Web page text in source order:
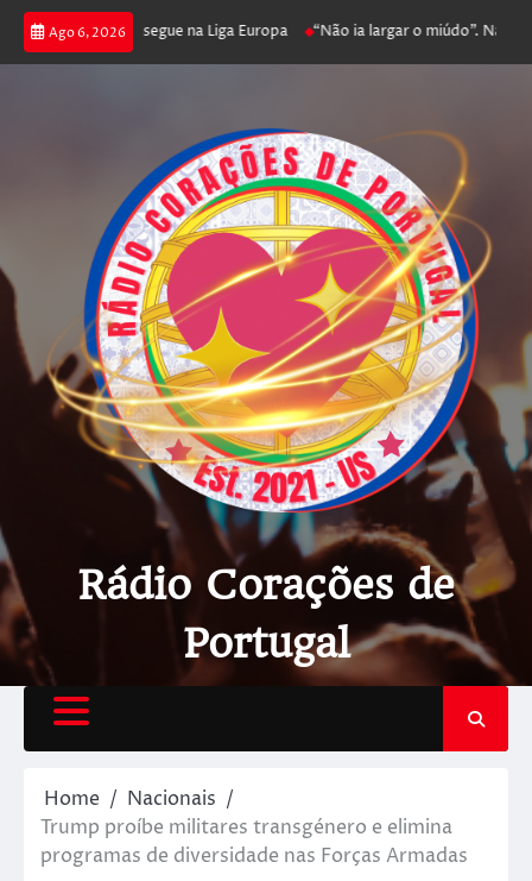
Ago 6, 2026
poker e prossegue na Liga Europa “Não ia largar o miúdo”. Nadador-
Rádio Corações de
Portugal
Home
Nacionais
Trump proíbe militares transgénero e elimina
programas de diversidade nas Forças Armadas